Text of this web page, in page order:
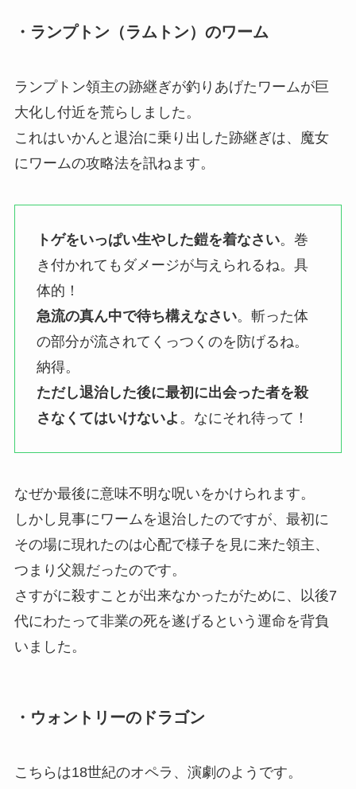
・ランプトン（ラムトン）のワーム
ランプトン領主の跡継ぎが釣りあげたワームが巨
大化し付近を荒らしました。
これはいかんと退治に乗り出した跡継ぎは、魔女
にワームの攻略法を訊ねます。
トゲをいっぱい生やした鎧を着なさい。巻
き付かれてもダメージが与えられるね。具
体的！
急流の真ん中で待ち構えなさい。斬った体
の部分が流されてくっつくのを防げるね。
納得。
ただし退治した後に最初に出会った者を殺
さなくてはいけないよ 。なにそれ待って！
なぜか最後に意味不明な呪いをかけられます。
しかし見事にワームを退治したのですが、最初に
その場に現れたのは心配で様子を見に来た領主、
つまり父親だったのです。
さすがに殺すことが出来なかったがために、以後7
代にわたって非業の死を遂げるという運命を背負
いました。
・ウォントリーのドラゴン
こちらは18世紀のオペラ、演劇のようです。